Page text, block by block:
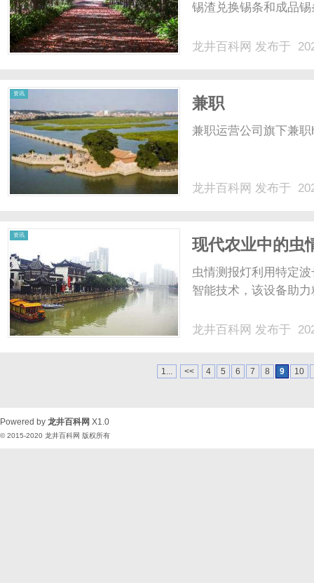
锡渣兑换锡条和成品
龙井百科网 发布于
资讯
兼职
兼职运营公司旗下兼
龙井百科网 发布于
资讯
现代农业中的虫
虫情测报灯利用特定
智能技术，该设备助
龙井百科网 发布于
1... << 4 5 6 7 8 9 10
Powered by 龙井百科网 X1.0
© 2015-2020 龙井百科网 版权所有